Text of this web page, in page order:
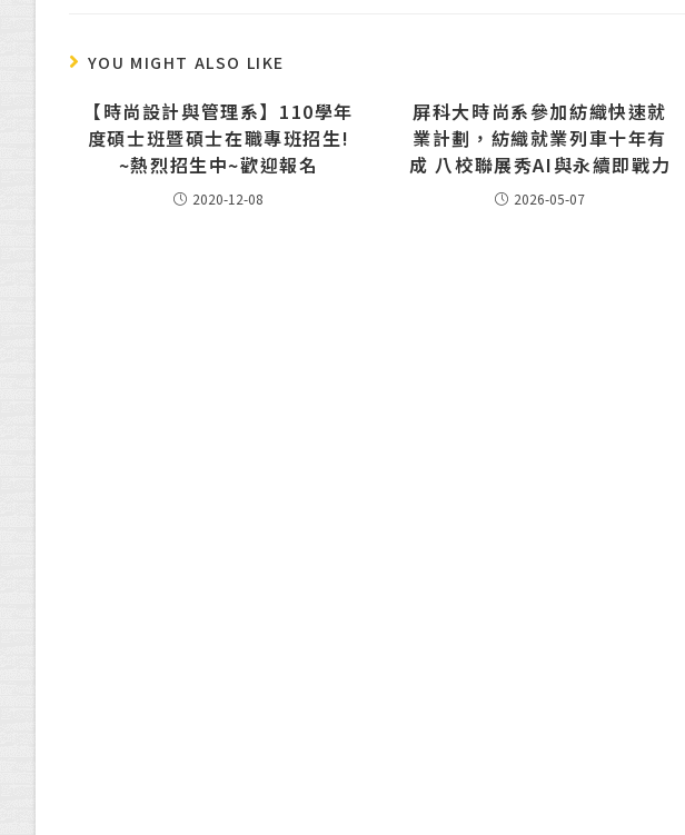
YOU MIGHT ALSO LIKE
【時尚設計與管理系】110學年
度碩士班暨碩士在職專班招生!
~熱烈招生中~​歡迎報名
2020-12-08
屏科大時尚系參加紡織快速就
業計劃，紡織就業列車十年有
成 八校聯展秀AI與永續即戰力
2026-05-07